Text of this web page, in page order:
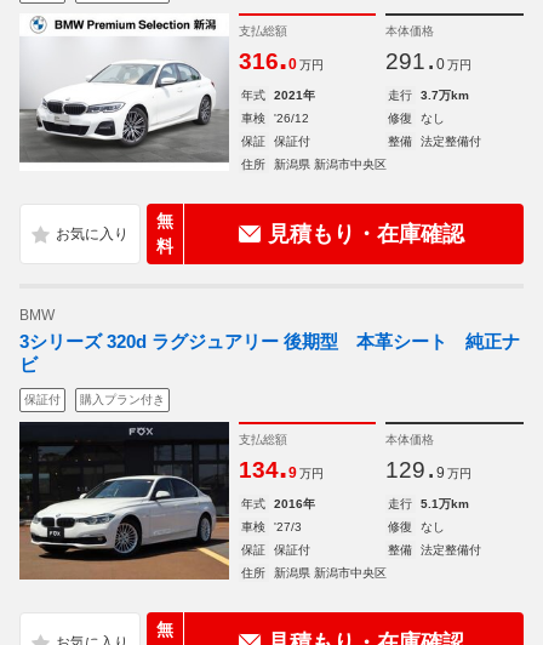
支払総額
316.0 万円
本体価格
291. 0 万円
年式 2021年 走行
3.7万km
車検
'26/12 修復
なし
保証
保証付 整備
法定整備付
住所
新潟県 新潟市中央区
無
料
見積もり・在庫確認
BMW
3シリーズ 320d ラグジュアリー 後期型 本革シート 純正ナ
ビ
保証付 購入プラン付き
支払総額
134.9 万円
本体価格
129. 9 万円
年式 2016年 走行
5.1万km
車検
'27/3 修復
なし
保証
保証付 整備
法定整備付
住所
新潟県 新潟市中央区
無